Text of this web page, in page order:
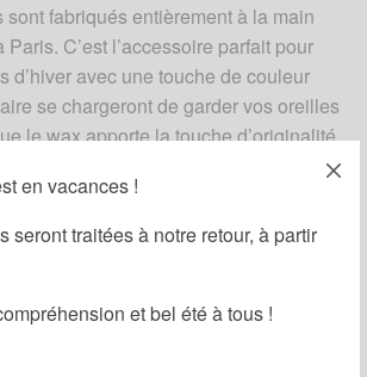
en vacances !
seront traitées à notre retour, à partir
et bel été à tous !
fabriqués entièrement à la main
C’est l’accessoire parfait pour
d’hiver avec une touche de couleur
se chargeront de garder vos oreilles
le wax apporte la touche d’originalité
Wax